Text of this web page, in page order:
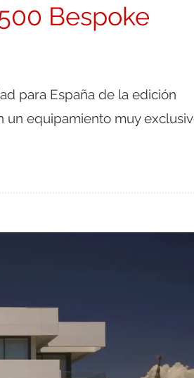
Bespoke
para España de la edición
un equipamiento muy